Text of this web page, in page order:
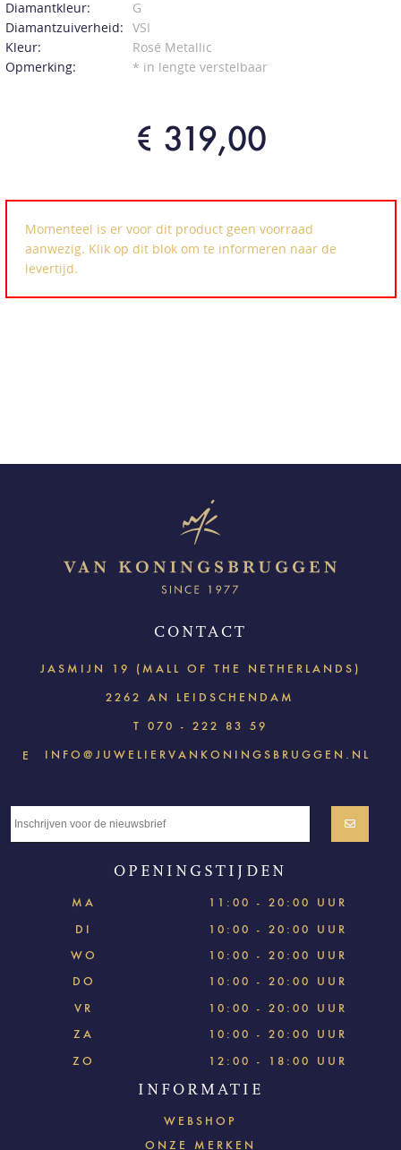
Diamantkleur:
G
Diamantzuiverheid: VSI
Kleur:
Rosé Metallic
Opmerking:
* in lengte verstelbaar
€ 319,00
Momenteel is er voor dit product geen voorraad
aanwezig. Klik op dit blok om te informeren naar de
levertijd.
CONTACT
JASMIJN 19 (MALL OF THE NETHERLANDS)
2262 AN LEIDSCHENDAM
T 070 - 222 83 59
E INFO@JUWELIERVANKONINGSBRUGGEN.NL
OPENINGSTIJDEN
MA
11:00 - 20:00 UUR
DI
10:00 - 20:00 UUR
WO
10:00 - 20:00 UUR
DO
10:00 - 20:00 UUR
VR
10:00 - 20:00 UUR
ZA
10:00 - 20:00 UUR
ZO
12:00 - 18:00 UUR
INFORMATIE
WEBSHOP
ONZE MERKEN